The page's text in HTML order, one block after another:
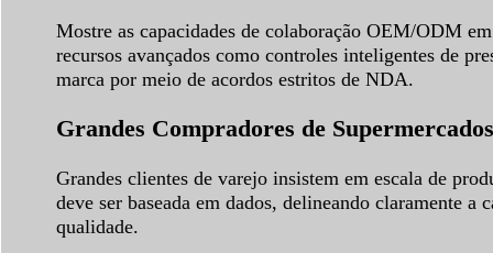
Mostre as capacidades de colaboração OEM/ODM
recursos avançados como controles inteligentes de
marca por meio de acordos estritos de NDA.
Grandes Compradores de
Grandes clientes de varejo insistem em escala de
deve ser baseada em dados, delineando claramente
qualidade.